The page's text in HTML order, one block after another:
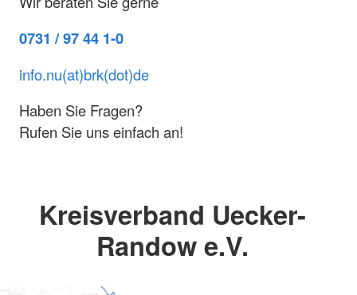
0731 / 97 44 1-0
info.nu(at)brk(dot)de
Haben Sie Fragen?
Rufen Sie uns einfach an!
Kreisverband Uecker-
Randow e.V.